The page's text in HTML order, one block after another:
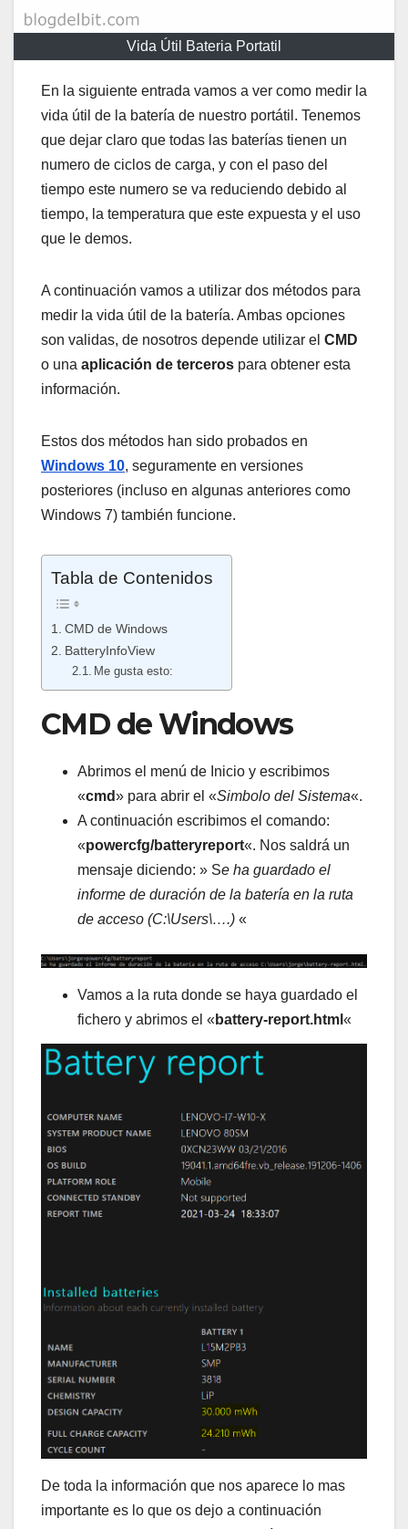
Vida Útil Bateria Portatil
En la siguiente entrada vamos a ver como medir la
vida útil de la batería de nuestro portátil. Tenemos
que dejar claro que todas las baterías tienen un
numero de ciclos de carga, y con el paso del
tiempo este numero se va reduciendo debido al
tiempo, la temperatura que este expuesta y el uso
que le demos.
A continuación vamos a utilizar dos métodos para
medir la vida útil de la batería. Ambas opciones
son validas, de nosotros depende utilizar el CMD
o una aplicación de terceros para obtener esta
información.
Estos dos métodos han sido probados en
Windows 10, seguramente en versiones
posteriores (incluso en algunas anteriores como
Windows 7) también funcione.
Tabla de Contenidos
CMD de Windows
BatteryInfoView
Me gusta esto:
CMD de Windows
Abrimos el menú de Inicio y escribimos
«cmd» para abrir el «Simbolo del Sistema«.
A continuación escribimos el comando:
«powercfg/batteryreport«. Nos saldrá un
mensaje diciendo: » Se ha guardado el
informe de duración de la batería en la ruta
de acceso (C:\Users\….) «
Vamos a la ruta donde se haya guardado el
fichero y abrimos el « battery-report.html «
De toda la información que nos aparece lo mas
importante es lo que os dejo a continuación